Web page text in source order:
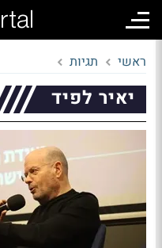
ראשי תגיות
יאיר לפיד